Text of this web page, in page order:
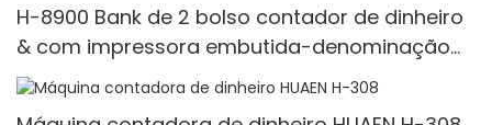
H-8900 Bank de 2 bolso contador de dinheiro
& com impressora embutida-denominação
mista, luz branca/ir/uv/mg de detecção &
Contagem de valor